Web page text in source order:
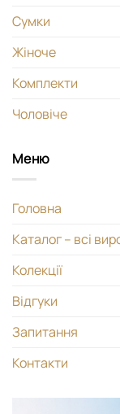
Сумки
Жіноче
Комплекти
Чоловіче
Меню
Головна
Каталог – всі
Колекції
Відгуки
Запитання
Контакти